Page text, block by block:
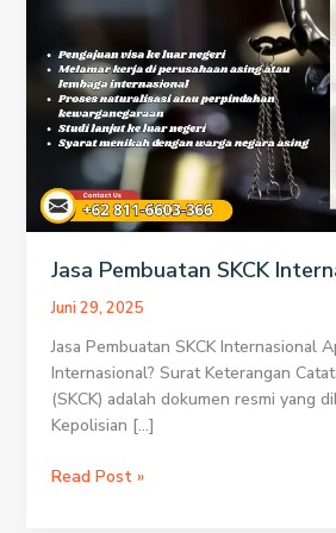
Jasa Pembuatan SKCK
Juni 29, 2025
Jasa Pembuatan SKCK Internasional
Internasional? Surat Keterangan
(SKCK) adalah dokumen resmi yang
Kepolisian […]
Jasa
Read Post »